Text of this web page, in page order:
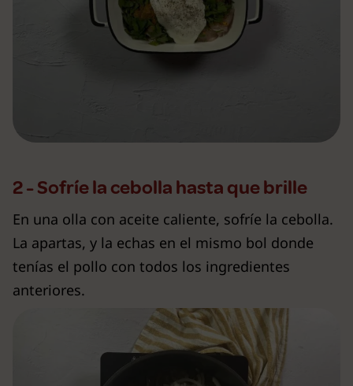
2 - Sofríe la cebolla hasta que brille
En una olla con aceite caliente, sofríe la cebolla.
La apartas, y la echas en el mismo bol donde
tenías el pollo con todos los ingredientes
anteriores.